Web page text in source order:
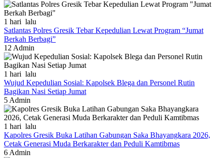
1 hari lalu
Satlantas Polres Gresik Tebar Kepedulian Lewat Program “Jumat
Berkah Berbagi”
12 Admin
1 hari lalu
Wujud Kepedulian Sosial: Kapolsek Blega dan Personel Rutin
Bagikan Nasi Setiap Jumat
5 Admin
1 hari lalu
Kapolres Gresik Buka Latihan Gabungan Saka Bhayangkara 2026,
Cetak Generasi Muda Berkarakter dan Peduli Kamtibmas
6 Admin